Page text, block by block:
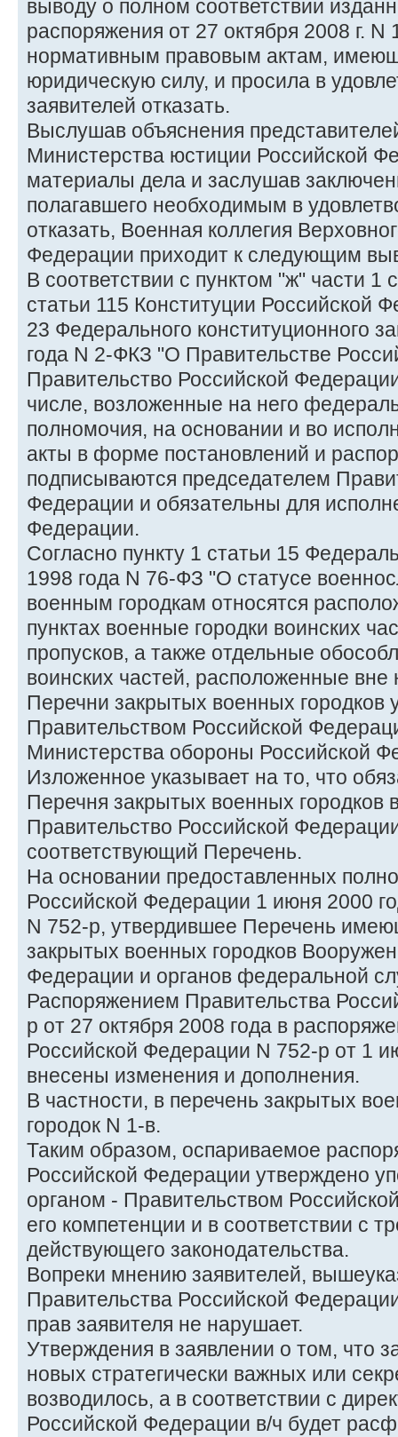
выводу о полном соответствии
распоряжения от 27 октября 2008 г.
нормативным правовым актам,
юридическую силу, и просила в
заявителей отказать.
Выслушав объяснения
Министерства юстиции Российской
материалы дела и заслушав
полагавшего необходимым в
отказать, Военная коллегия
Федерации приходит к следующим
В соответствии с пунктом "ж" части 1
статьи 115 Конституции Российской
23 Федерального конституционного
года N 2-ФКЗ "О Правительстве
Правительство Российской
числе, возложенные на него
полномочия, на основании и во
акты в форме постановлений и
подписываются председателем
Федерации и обязательны для
Федерации.
Согласно пункту 1 статьи 15
1998 года N 76-ФЗ "О статусе
военным городкам относятся
пунктах военные городки воинских
пропусков, а также отдельные
воинских частей, расположенные вне
Перечни закрытых военных городков
Правительством Российской
Министерства обороны Российской
Изложенное указывает на то, что
Перечня закрытых военных городков
Правительство Российской
соответствующий Перечень.
На основании предоставленных
Российской Федерации 1 июня 2000
N 752-р, утвердившее Перечень
закрытых военных городков
Федерации и органов федеральной
Распоряжением Правительства
р от 27 октября 2008 года в
Российской Федерации N 752-р от 1
внесены изменения и дополнения.
В частности, в перечень закрытых
городок N 1-в.
Таким образом, оспариваемое
Российской Федерации утверждено
органом - Правительством
его компетенции и в соответствии с
действующего законодательства.
Вопреки мнению заявителей,
Правительства Российской
прав заявителя не нарушает.
Утверждения в заявлении о том, что
новых стратегически важных или
возводилось, а в соответствии с
Российской Федерации в/ч будет